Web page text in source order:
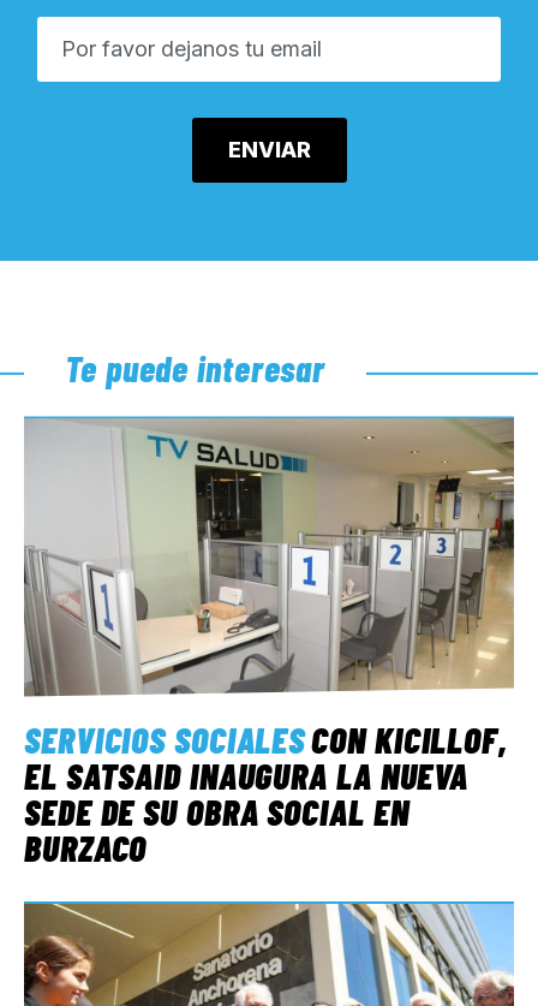
Te puede interesar
SERVICIOS SOCIALESCON KICILLOF,
EL SATSAID INAUGURA LA NUEVA
SEDE DE SU OBRA SOCIAL EN
BURZACO